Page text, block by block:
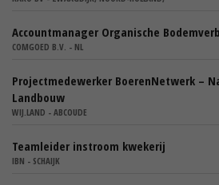
Accountmanager Organische
COMGOED B.V. - NL
Projectmedewerker BoerenNetwerk –
Landbouw
WIJ.LAND - ABCOUDE
Teamleider instroom kwekerij
IBN - SCHAIJK